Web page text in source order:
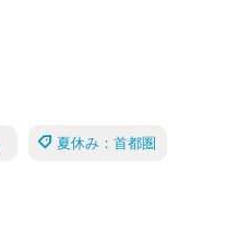
夏休み：首都圏